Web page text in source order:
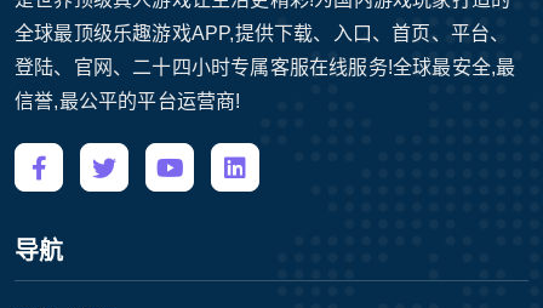
全球最顶级乐趣游戏APP,提供下载、入口、首页、平台、
登陆、官网、二十四小时专属客服在线服务!全球最安全,最
信誉,最公平的平台运营商!
导航